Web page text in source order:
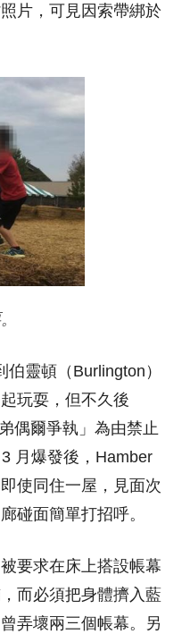
片，可見因索帶綁於
靈頓（Burlington）
玩耍，但不久後
偶爾爭執」為由禁止
月爆發後，Hamber
使同住一屋，見面次
碰面簡單打招呼。
要求在床上搭設帳幕
而必須把身體擠入藍
弄壞兩三個帳幕。另